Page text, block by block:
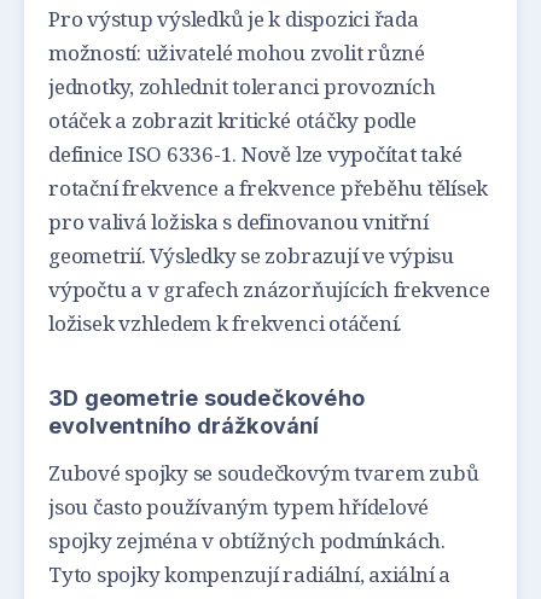
Pro výstup výsledků je k dispozici řada
možností: uživatelé mohou zvolit různé
jednotky, zohlednit toleranci provozních
otáček a zobrazit kritické otáčky podle
definice ISO 6336-1. Nově lze vypočítat také
rotační frekvence a frekvence přeběhu tělísek
pro valivá ložiska s definovanou vnitřní
geometrií. Výsledky se zobrazují ve výpisu
výpočtu a v grafech znázorňujících frekvence
ložisek vzhledem k frekvenci otáčení.
3D geometrie soudečkového
evolventního drážkování
Zubové spojky se soudečkovým tvarem zubů
jsou často používaným typem hřídelové
spojky zejména v obtížných podmínkách.
Tyto spojky kompenzují radiální, axiální a